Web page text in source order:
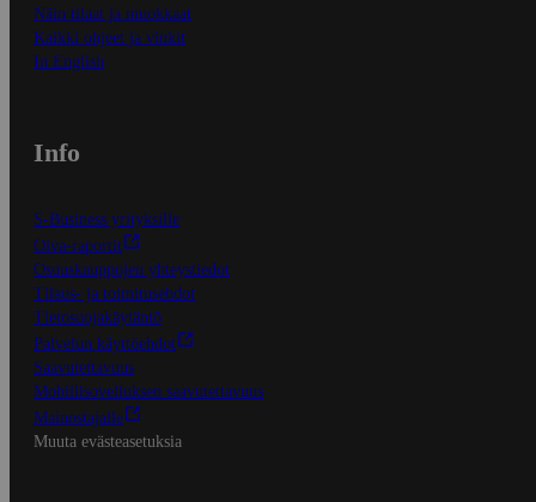
Näin tilaat ja muokkaat
Kaikki ohjeet ja vinkit
In English
Info
S-Business yrityksille
Oiva-raportit
Osuuskauppojen yhteystiedot
Tilaus- ja toimitusehdot
Tietosuojakäytäntö
Palvelun käyttöehdot
Saavutettavuus
Mobiilisovelluksen saavutettavuus
Mainostajalle
Muuta evästeasetuksia